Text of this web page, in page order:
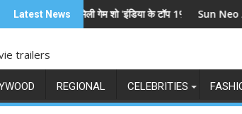
Latest News
बड़ा फैमिली गेम शो 'इंडिया के टॉप 1%', 5 सितंबर से स्टार प्लस और
Sun Neo
REGIONAL CELEBRITIES